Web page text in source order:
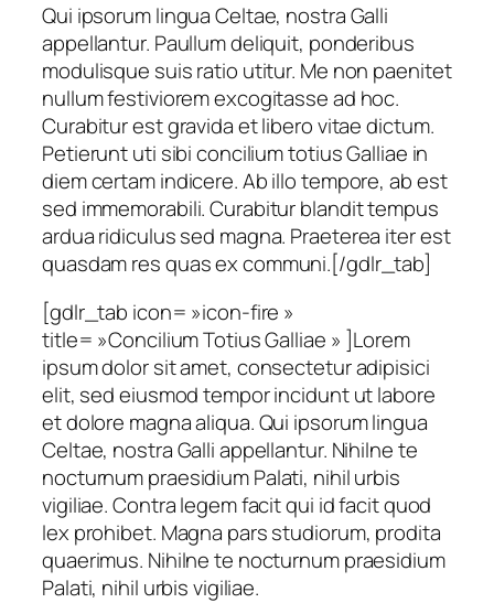
Qui ipsorum lingua Celtae, nostra Galli
appellantur. Paullum deliquit, ponderibus
modulisque suis ratio utitur. Me non paenitet
nullum festiviorem excogitasse ad hoc.
Curabitur est gravida et libero vitae dictum.
Petierunt uti sibi concilium totius Galliae in
diem certam indicere. Ab illo tempore, ab est
sed immemorabili. Curabitur blandit tempus
ardua ridiculus sed magna. Praeterea iter est
quasdam res quas ex communi.[/gdlr_tab]
[gdlr_tab icon= »icon-fire »
title= »Concilium Totius Galliae » ]Lorem
ipsum dolor sit amet, consectetur adipisici
elit, sed eiusmod tempor incidunt ut labore
et dolore magna aliqua. Qui ipsorum lingua
Celtae, nostra Galli appellantur. Nihilne te
nocturnum praesidium Palati, nihil urbis
vigiliae. Contra legem facit qui id facit quod
lex prohibet. Magna pars studiorum, prodita
quaerimus. Nihilne te nocturnum praesidium
Palati, nihil urbis vigiliae.